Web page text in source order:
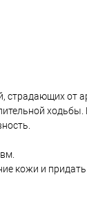
от
кожи и придать